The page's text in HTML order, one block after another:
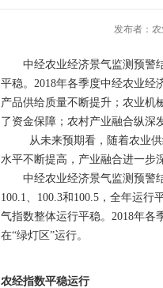
发布者：
中经农业经济景气监测预警结
平稳。2018年各季度中经农业经
产品供给质量不断提升；农业机
了资金保障；农村产业融合纵深
从未来预期看，随着农业供给
水平不断提高，产业融合进一步
中经农业经济景气监测预警结
100.1、100.3和100.5，全年运
气指数整体运行平稳。2018年各
在“绿灯区”运行。
农经指数平稳运行